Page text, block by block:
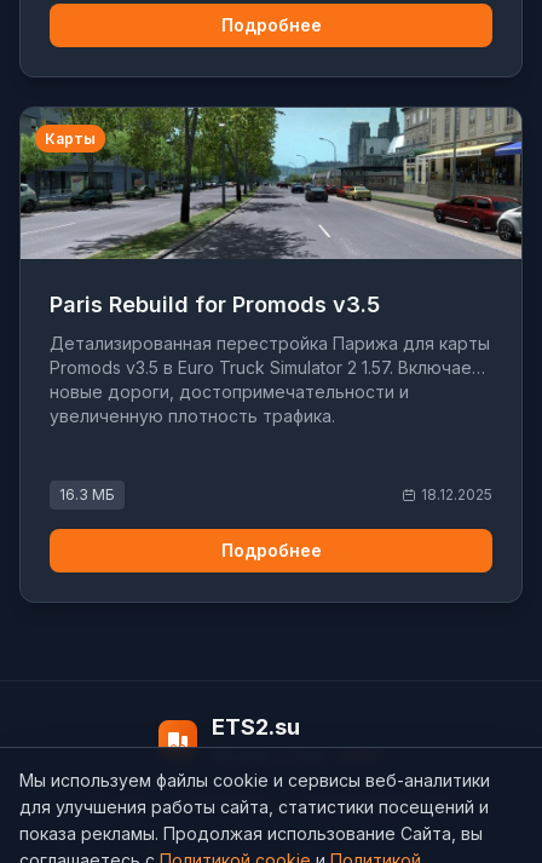
Подробнее
Карты
Paris Rebuild for Promods v3.5
Детализированная перестройка Парижа для карты
Promods v3.5 в Euro Truck Simulator 2 1.57. Включает
новые дороги, достопримечательности и
увеличенную плотность трафика.
16.3 МБ 18.12.2025
Подробнее
ETS2.su
О нас Контакты support@ets2.su
Мы используем файлы cookie и сервисы веб-аналитики
для улучшения работы сайта, статистики посещений и
показа рекламы. Продолжая использование Сайта, вы